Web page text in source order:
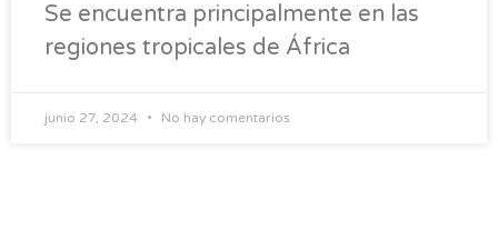
Se encuentra principalmente en las
regiones tropicales de África
junio 27, 2024 No hay comentarios